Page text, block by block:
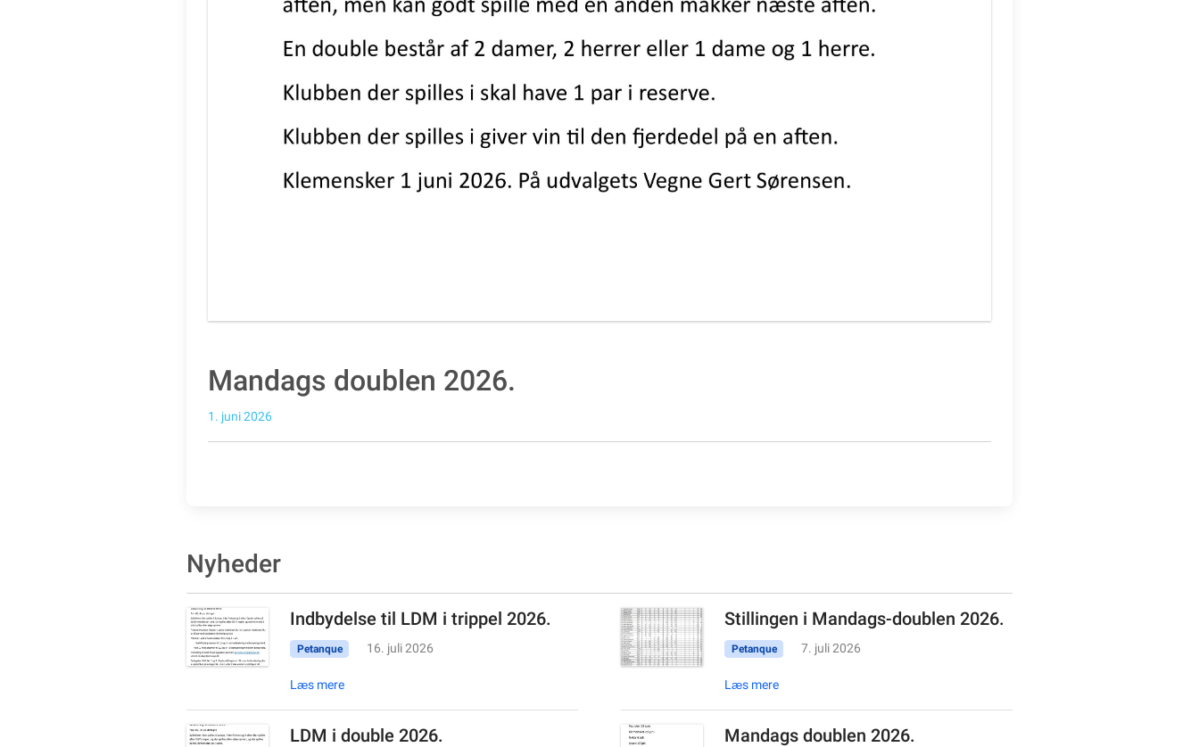
Mandags doublen 2026.
1. juni 2026
Nyheder
Indbydelse til LDM i trippel 2026.
Petanque 16. juli 2026
Læs mere
Stillingen i Mandags-doublen 2026.
Petanque 7. juli 2026
Læs mere
LDM i double 2026. Mandags doublen 2026.